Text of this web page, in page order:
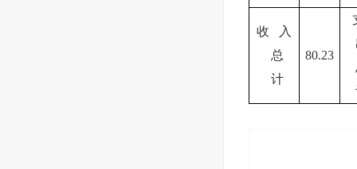
收 入
总
计
80.23